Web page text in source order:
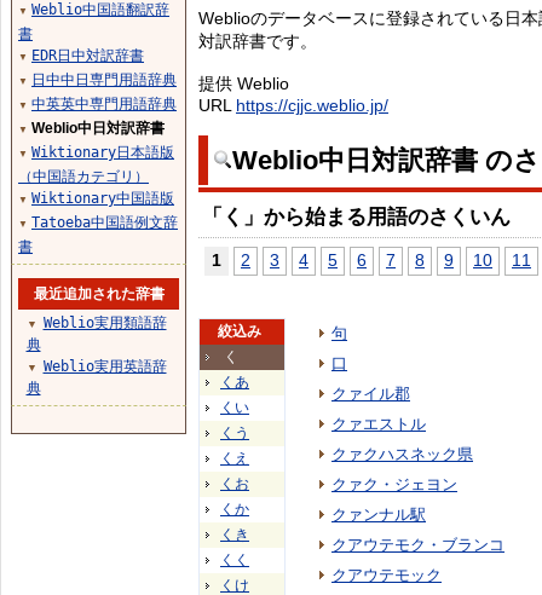
Weblioのデータベースに登録されている日
対訳辞書です。
提供 Weblio
URL https://cjjc.weblio.jp/
Weblio中日対訳辞書 の
「く」から始まる用語のさくいん
1 2 3 4 5 6 7 8 9 10 11
絞込み
く
くあ
くい
くう
くえ
くお
くか
くき
くく
くけ
句
口
クァイル郡
クァエストル
クァクハスネック県
クァク・ジェヨン
クァンナル駅
クアウテモク・ブランコ
クアウテモック
▼ Weblio中国語翻訳辞
書
▼ EDR日中対訳辞書
▼ 日中中日専門用語辞典
▼ 中英英中専門用語辞典
▼ Weblio中日対訳辞書
▼ Wiktionary日本語版
（中国語カテゴリ）
▼ Wiktionary中国語版
▼ Tatoeba中国語例文辞
書
最近追加された辞書
▼
Weblio実用類語辞
典
▼
Weblio実用英語辞
典